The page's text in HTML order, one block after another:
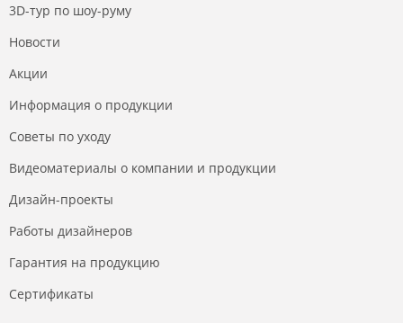
3D-тур по шоу-руму
Новости
Акции
Информация о продукции
Советы по уходу
Видеоматериалы о компании и продукции
Дизайн-проекты
Работы дизайнеров
Гарантия на продукцию
Сертификаты